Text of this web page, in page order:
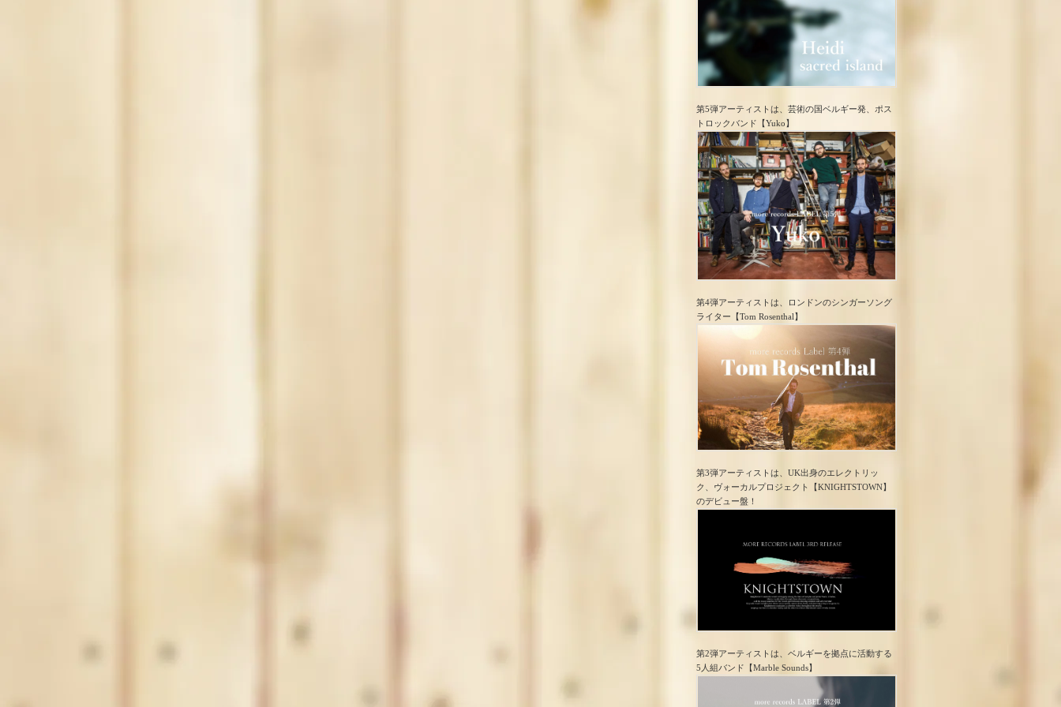
第5弾アーティストは、芸術の国ベルギー発、ポス
トロック​バンド【Yuko】
第4弾アーティストは、ロンドンのシンガーソング
ライター【Tom Rosenthal】
第3弾アーティストは、UK出身のエレクトリッ
ク、ヴォーカルプロジェクト【KNIGHTSTOWN】
のデビュー盤！
第2弾アーティストは、ベルギーを拠点に活動する
5人組バンド【Marble Sounds】